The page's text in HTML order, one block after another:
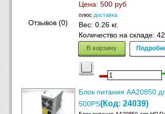
Отзывов (0)
Цена: 500 руб
плюс доставка
Вес: 0.26 кг.
Количество на складе: 42
В корзину
Блок питания AA20850
500PS(Код: 24039)